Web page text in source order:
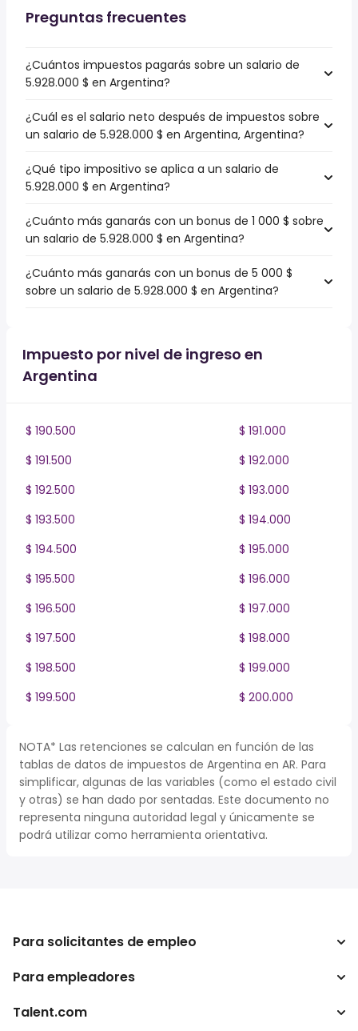
Preguntas frecuentes
¿Cuántos impuestos pagarás sobre un salario de
5.928.000 $ en Argentina?
¿Cuál es el salario neto después de impuestos sobre
un salario de 5.928.000 $ en Argentina, Argentina?
¿Qué tipo impositivo se aplica a un salario de
5.928.000 $ en Argentina?
¿Cuánto más ganarás con un bonus de 1 000 $ sobre
un salario de 5.928.000 $ en Argentina?
¿Cuánto más ganarás con un bonus de 5 000 $
sobre un salario de 5.928.000 $ en Argentina?
Impuesto por nivel de ingreso en
Argentina
$ 190.500
$ 191.000
$ 191.500
$ 192.000
$ 192.500
$ 193.000
$ 193.500
$ 194.000
$ 194.500
$ 195.000
$ 195.500
$ 196.000
$ 196.500
$ 197.000
$ 197.500
$ 198.000
$ 198.500
$ 199.000
$ 199.500
$ 200.000
NOTA* Las retenciones se calculan en función de las
tablas de datos de impuestos de Argentina en AR. Para
simplificar, algunas de las variables (como el estado civil
y otras) se han dado por sentadas. Este documento no
representa ninguna autoridad legal y únicamente se
podrá utilizar como herramienta orientativa.
Para solicitantes de empleo
Buscador de trabajo
Para empleadores
Empresa
Talent.com